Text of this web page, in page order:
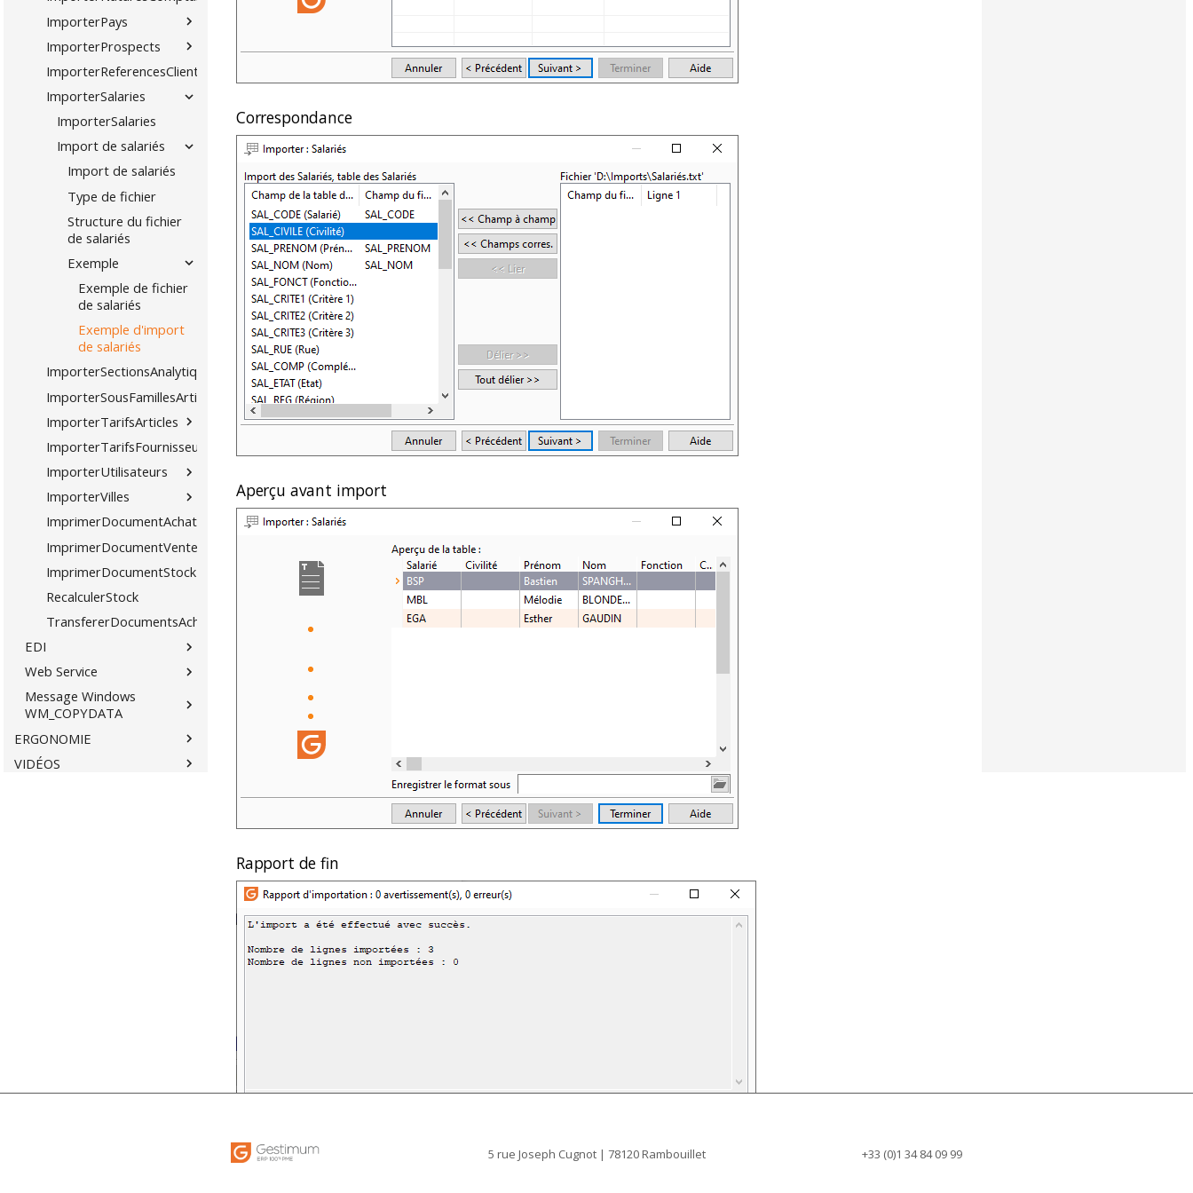
ImporterPays
ImporterProspects
ImporterReferencesClientsArticles
ImporterSalaries
ImporterSalaries
Import de salariés
Import de salariés
Type de fichier
Structure du fichier
de salariés
Exemple
Exemple de fichier
de salariés
Exemple d'import
de salariés
ImporterSectionsAnalytiques
ImporterSousFamillesArticles
ImporterTarifsArticles
ImporterTarifsFournisseursArticles
ImporterUtilisateurs
ImporterVilles
ImprimerDocumentAchat
ImprimerDocumentVente
ImprimerDocumentStock
RecalculerStock
TransfererDocumentsAchVte
EDI
Web Service
Message Windows
WM_COPYDATA
ERGONOMIE
VIDÉOS
Correspondance
Aperçu avant import
Rapport de fin
5 rue Joseph Cugnot | 78120 Rambouillet +33 (0)1 34 84 09 99